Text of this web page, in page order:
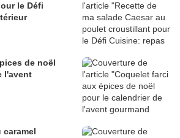
le Défi
de noël
l'avent
caramel